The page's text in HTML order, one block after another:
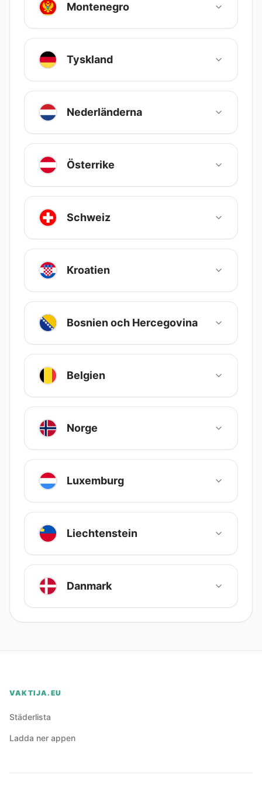
Montenegro
Tyskland
Nederländerna
Österrike
Schweiz
Kroatien
Bosnien och Hercegovina
Belgien
Norge
Luxemburg
Liechtenstein
Danmark
VAKTIJA.EU
Städerlista
Ladda ner appen